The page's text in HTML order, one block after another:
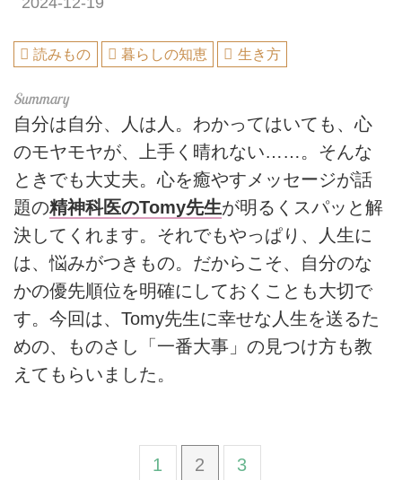
読みもの 暮らしの知恵 生き方
自分は自分、人は人。わかってはいても、心
のモヤモヤが、上手く晴れない……。そんな
ときでも大丈夫。心を癒やすメッセージが話
題の精神科医のTomy先生が明るくスパッと解
決してくれます。それでもやっぱり、人生に
は、悩みがつきもの。だからこそ、自分のな
かの優先順位を明確にしておくことも大切で
す。今回は、Tomy先生に幸せな人生を送るた
めの、ものさし「一番大事」の見つけ方も教
えてもらいました。
1 2 3